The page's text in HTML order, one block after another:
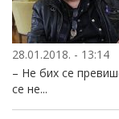
28.01.2018. - 13:14
– Не бих се
се не...